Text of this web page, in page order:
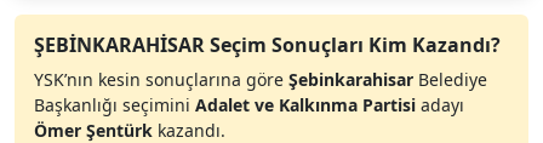
ŞEBİNKARAHİSAR Seçim Sonuçları Kim Kazandı?
YSK’nın kesin sonuçlarına göre Şebinkarahisar Belediye
Başkanlığı seçimini Adalet ve Kalkınma Partisi adayı
Ömer Şentürk kazandı.